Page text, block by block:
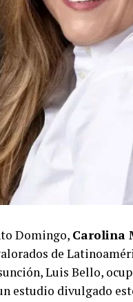
Domingo, Carolina
de
Luis Bello,
estudio divulgado